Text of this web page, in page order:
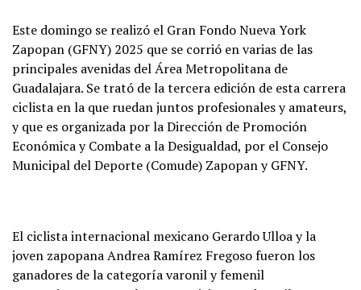
Este domingo se realizó el Gran Fondo Nueva York
Zapopan (GFNY) 2025 que se corrió en varias de las
principales avenidas del Área Metropolitana de
Guadalajara. Se trató de la tercera edición de esta carrera
ciclista en la que ruedan juntos profesionales y amateurs,
y que es organizada por la Dirección de Promoción
Económica y Combate a la Desigualdad, por el Consejo
Municipal del Deporte (Comude) Zapopan y GFNY.
El ciclista internacional mexicano Gerardo Ulloa y la
joven zapopana Andrea Ramírez Fregoso fueron los
ganadores de la categoría varonil y femenil